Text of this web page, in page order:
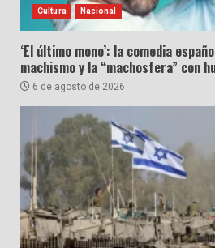
Cultura Nacional
‘El último mono’: la comedia
machismo y la “machosfera” con
6 de agosto de 2026